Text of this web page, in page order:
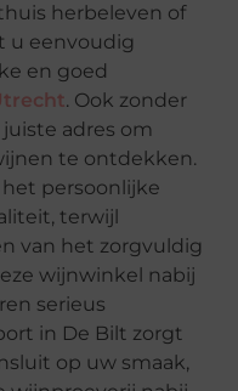
herbeleven of
u eenvoudig
en goed
. Ook zonder
adres om
te ontdekken.
persoonlijke
terwijl
van het zorgvuldig
wijnwinkel nabij
serieus
in De Bilt zorgt
op uw smaak,